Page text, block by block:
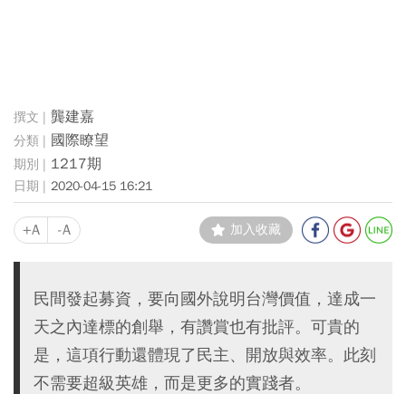
龔建嘉
國際瞭望
1217期
2020-04-15 16:21
+A -A 加入收藏
民間發起募資，要向國外說明台灣價值，達成一
天之內達標的創舉，有讚賞也有批評。可貴的
是，這項行動還體現了民主、開放與效率。此刻
不需要超級英雄，而是更多的實踐者。